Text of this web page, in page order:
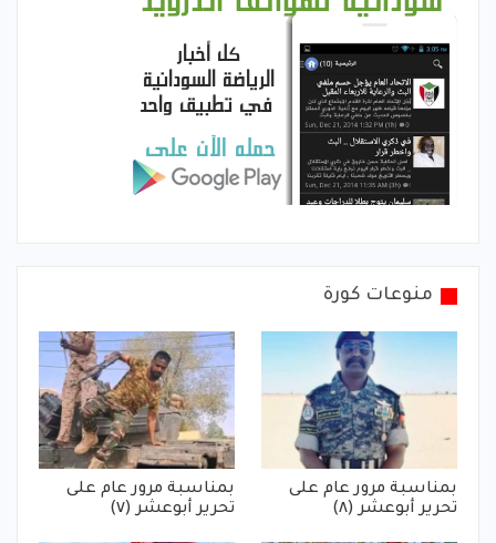
منوعات كورة
بمناسبة مرور عام على
تحرير أبوعشر (٨)
بمناسبة مرور عام على
تحرير أبوعشر (٧)